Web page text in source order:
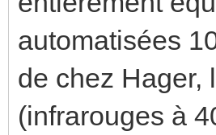
automatisées
de chez Hager,
(infrarouges à